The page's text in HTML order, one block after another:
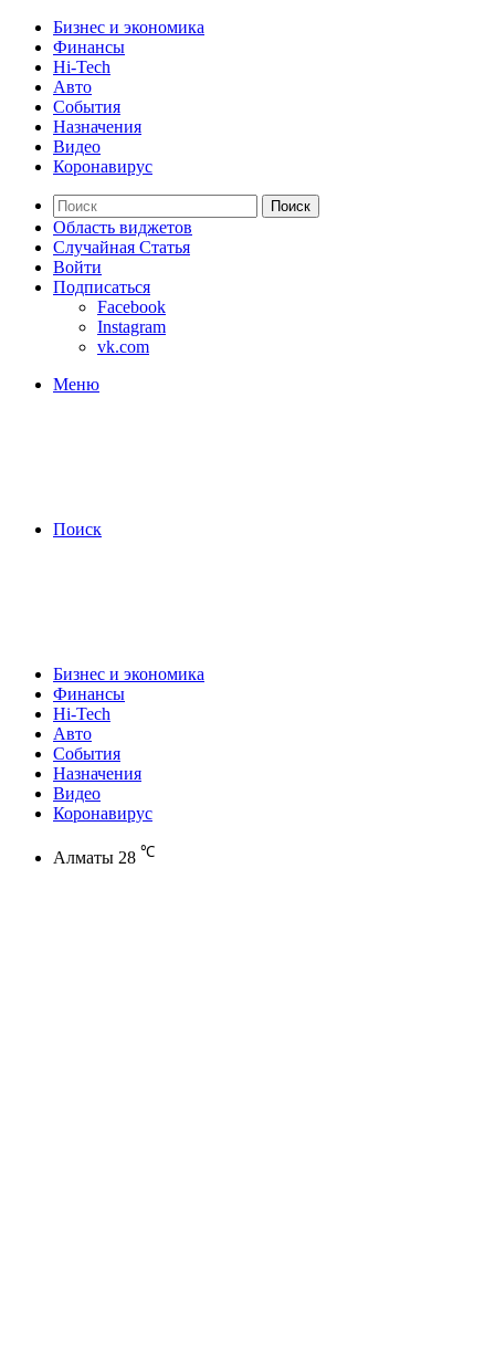
Бизнес и экономика
Финансы
Hi-Tech
Авто
События
Назначения
Видео
Коронавирус
Поиск
Область виджетов
Случайная Статья
Войти
Подписаться
Facebook
Instagram
vk.com
Меню
Поиск
Бизнес и экономика
Финансы
Hi-Tech
Авто
События
Назначения
Видео
Коронавирус
Алматы 28 ℃